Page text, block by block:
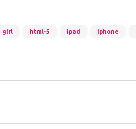
girl html-5 ipad iphone